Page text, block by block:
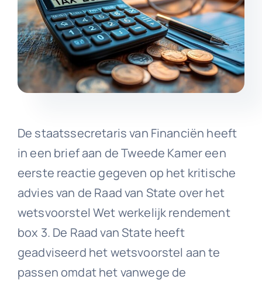
De staatssecretaris van Financiën heeft
in een brief aan de Tweede Kamer een
eerste reactie gegeven op het kritische
advies van de Raad van State over het
wetsvoorstel Wet werkelijk rendement
box 3. De Raad van State heeft
geadviseerd het wetsvoorstel aan te
passen omdat het vanwege de